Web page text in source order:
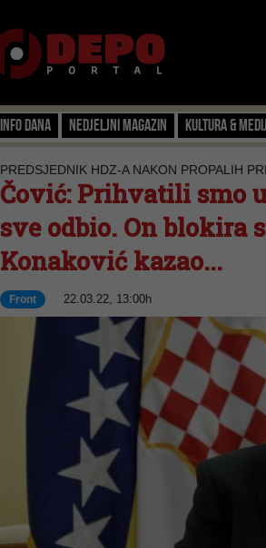
Info dana Nedjeljni magazin Kultura & Mediji
PREDSJEDNIK HDZ-A NAKON PROPALIH
Čović: Prihvatili smo
sve odbio. On blokira
Konaković kazao...
Front 22.03.22, 13:00h